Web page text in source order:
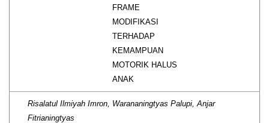
FRAME
MODIFIKASI
TERHADAP
KEMAMPUAN
MOTORIK HALUS
ANAK
Risalatul Ilmiyah Imron, Warananingtyas Palupi, Anjar
Fitrianingtyas